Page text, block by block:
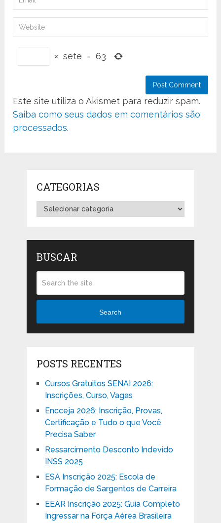
× sete = 63
Este site utiliza o Akismet para reduzir spam.
Saiba como seus dados em comentários são
processados.
CATEGORIAS
Categorias
BUSCAR
Search
POSTS RECENTES
Cursos Gratuitos SENAI 2026:
Inscrições, Curso, Vagas
Encceja 2026: Inscrição, Provas,
Certificação e Tudo o que Você
Precisa Saber
Ressarcimento Desconto Indevido
INSS 2025
ESA Inscrição 2025: Escola de
Formação de Sargentos de Carreira
EEAR Inscrição 2025: Guia Completo
Ingressar na Força Aérea Brasileira